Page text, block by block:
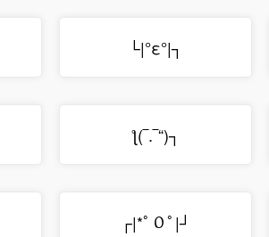
└|°ε°|┐
ƪ(‾.‾“)┐
┌|*ﾟ０ﾟ|┘